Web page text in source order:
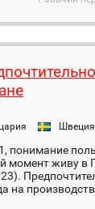
Швеция
понимание
момент живу в
на